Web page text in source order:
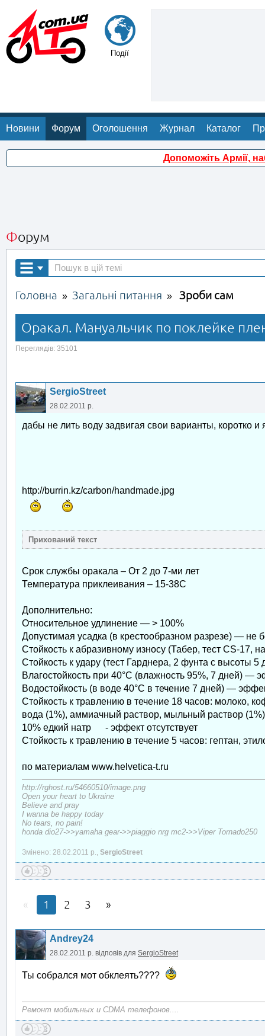
Події
Новини Форум Оголошення Журнал Каталог
Допоможіть Армії,
Форум
Головна » Загальні питання » Зроби сам
Оракал. Мануальчик по поклейке
Переглядів: 35101
SergioStreet
28.02.2011 р.
дабы не лить воду задвигая свои варианты, коротко
http://burrin.kz/carbon/handmade.jpg
Срок службы оракала – От 2 до 7-ми лет
Температура приклеивания – 15-38С
Дополнительно:
Относительное удлинение — > 100%
Допустимая усадка (в крестообразном разрезе) — не
Стойкость к абразивному износу (Табер, тест CS-17,
Стойкость к удару (тест Гарднера, 2 фунта с высоты
Влагостойкость при 40°С (влажность 95%, 7 дней) —
Водостойкость (в воде 40°С в течение 7 дней) —
Стойкость к травлению в течение 18 часов: молоко,
вода (1%), аммиачный раствор, мыльный раствор
10% едкий натр - эффект отсутствует
Стойкость к травлению в течение 5 часов: гептан,
по материалам www.helvetica-t.ru
http://rghost.ru/54660510/image.png
Open your heart to Ukraine
Believe and pray
I wanna be happy today
No tears, no pain!
honda dio27->>yamaha gear->>piaggio nrg mc2->>Viper Tornado250
Змінено: 28.02.2011 р., SergioStreet
1 2 3
Andrey24
28.02.2011 р. відповів для SergioStreet
Ты собрался мот обклеять????
Ремонт мобильных и CDMA телефонов....